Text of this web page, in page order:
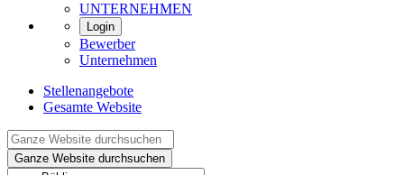
UNTERNEHMEN
Login
Bewerber
Unternehmen
Stellenangebote
Gesamte Website